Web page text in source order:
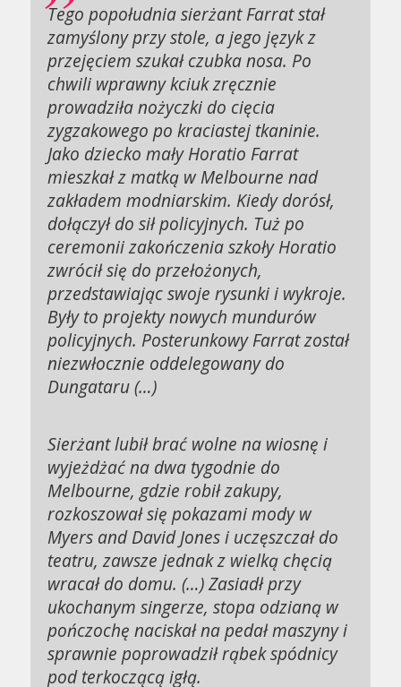
Tego popołudnia sierżant Farrat stał
zamyślony przy stole, a jego język z
przejęciem szukał czubka nosa. Po
chwili wprawny kciuk zręcznie
prowadziła nożyczki do cięcia
zygzakowego po kraciastej tkaninie.
Jako dziecko mały Horatio Farrat
mieszkał z matką w Melbourne nad
zakładem modniarskim. Kiedy dorósł,
dołączył do sił policyjnych. Tuż po
ceremonii zakończenia szkoły Horatio
zwrócił się do przełożonych,
przedstawiając swoje rysunki i wykroje.
Były to projekty nowych mundurów
policyjnych. Posterunkowy Farrat został
niezwłocznie oddelegowany do
Dungataru (…)
Sierżant lubił brać wolne na wiosnę i
wyjeżdżać na dwa tygodnie do
Melbourne, gdzie robił zakupy,
rozkoszował się pokazami mody w
Myers and David Jones i uczęszczał do
teatru, zawsze jednak z wielką chęcią
wracał do domu. (…) Zasiadł przy
ukochanym singerze, stopa odzianą w
pończochę naciskał na pedał maszyny i
sprawnie poprowadził rąbek spódnicy
pod terkoczącą igłą.